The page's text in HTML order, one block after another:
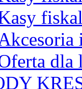
dla